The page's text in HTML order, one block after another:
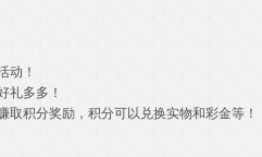
动！
礼多多！
积分奖励，积分可以兑换实物和彩金等！